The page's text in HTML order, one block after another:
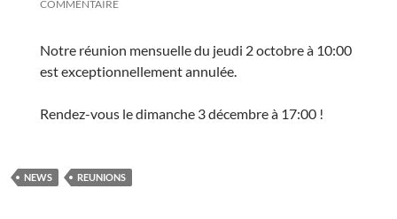
COMMENTAIRE
Notre réunion mensuelle du jeudi 2 octobre à 10:00
est exceptionnellement annulée.
Rendez-vous le dimanche 3 décembre à 17:00 !
NEWS REUNIONS